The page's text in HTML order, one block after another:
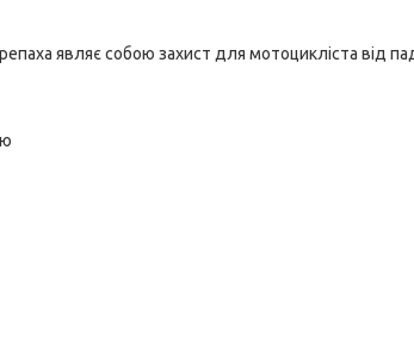
являє собою захист для мотоцикліста від